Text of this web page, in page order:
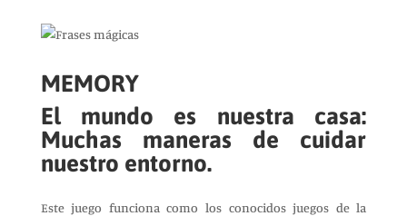
MEMORY
El mundo es nuestra casa:
Muchas maneras de cuidar
nuestro entorno.
Este juego funciona como los conocidos juegos de la